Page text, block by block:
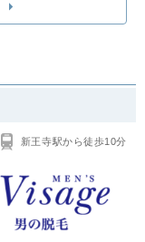
新王寺駅から徒歩10分